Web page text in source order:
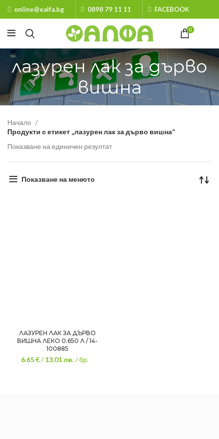
online@ealfa.bg 0898 79 11 11 FACEBOOK
0
лазурен лак за дърво
вишна
Начало
Продукти с етикет „лазурен лак за дърво вишна“
Показване на единичен резултат
Показване на менюто
ЛАЗУРЕН ЛАК ЗА ДЪРВО
ВИШНА ЛЕКО 0.650 Л / 14-
100885
6.65 €/13.01лв./ бр.